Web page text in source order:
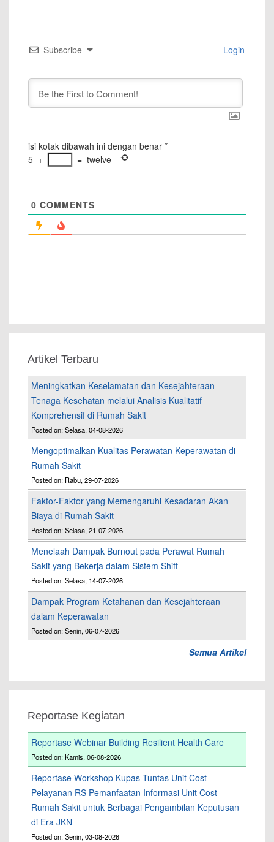
Subscribe Login
isi kotak dibawah ini dengan benar *
5 + = twelve
0 COMMENTS
Artikel Terbaru
Meningkatkan Keselamatan dan Kesejahteraan
Tenaga Kesehatan melalui Analisis Kualitatif
Komprehensif di Rumah Sakit
Posted on: Selasa, 04-08-2026
Mengoptimalkan Kualitas Perawatan Keperawatan di
Rumah Sakit
Posted on: Rabu, 29-07-2026
Faktor-Faktor yang Memengaruhi Kesadaran Akan
Biaya di Rumah Sakit
Posted on: Selasa, 21-07-2026
Menelaah Dampak Burnout pada Perawat Rumah
Sakit yang Bekerja dalam Sistem Shift
Posted on: Selasa, 14-07-2026
Dampak Program Ketahanan dan Kesejahteraan
dalam Keperawatan
Posted on: Senin, 06-07-2026
Semua Artikel
Reportase Kegiatan
Reportase Webinar Building Resilient Health Care
Posted on: Kamis, 06-08-2026
Reportase Workshop Kupas Tuntas Unit Cost
Pelayanan RS Pemanfaatan Informasi Unit Cost
Rumah Sakit untuk Berbagai Pengambilan Keputusan
di Era JKN
Posted on: Senin, 03-08-2026